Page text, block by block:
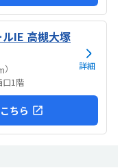
IE 高槻大塚
）
口1階
詳細
ちら